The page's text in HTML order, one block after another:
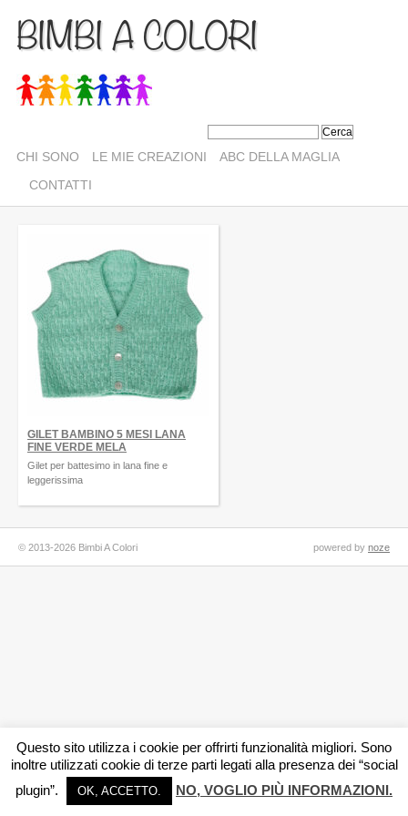
BIMBI A COLORI
CHI SONO LE MIE CREAZIONI
ABC DELLA MAGLIA
CONTATTI
GILET BAMBINO 5 MESI LANA
FINE VERDE MELA
Gilet per battesimo in lana fine e
leggerissima
© 2013-2026 Bimbi A Colori powered by noze
Questo sito utilizza i cookie per offrirti funzionalità migliori. Sono
inoltre utilizzati cookie di terze parti legati alla presenza dei “social
plugin”.
OK, ACCETTO. NO, VOGLIO PIÙ INFORMAZIONI.